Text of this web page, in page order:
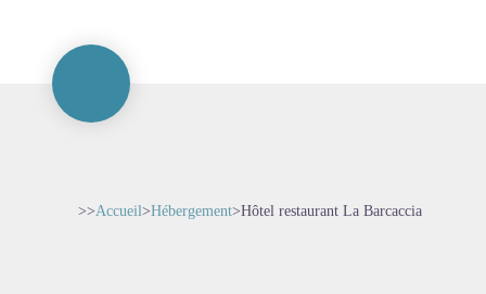
>>Accueil>Hébergement>Hôtel restaurant La Barcaccia